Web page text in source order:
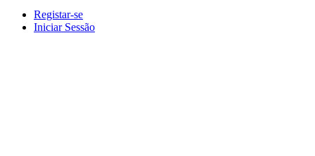
Registar-se
Iniciar Sessão